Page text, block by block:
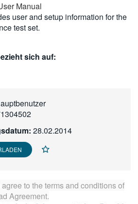
Manual
user and setup information for the
test set.
sich auf:
28.02.2014
to the terms and conditions of
Agreement.